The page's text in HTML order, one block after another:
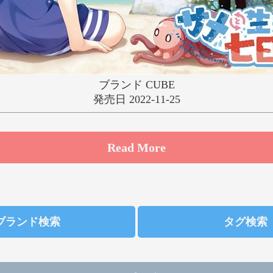
ゆ
る れ
わ
ブランド CUBE
発売日 2022-11-25
Read More
ランド検索 タグ検索